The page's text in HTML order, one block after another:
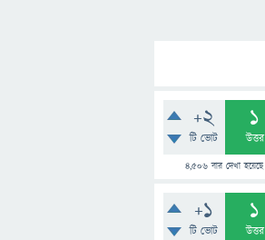
+2
টি ভোট
1
উত্তর
4,506বার দেখা হয়েছে
+1
টি ভোট
1
উত্তর